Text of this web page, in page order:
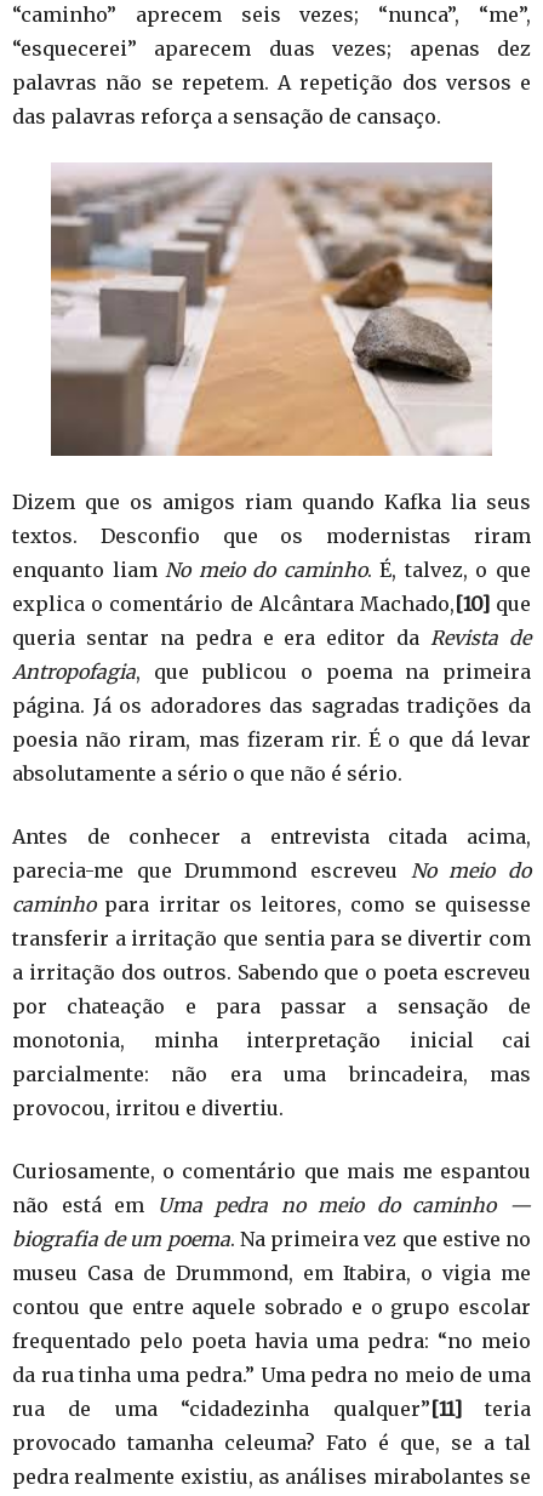
“caminho” aprecem seis vezes; “nunca”, “me”,
“esquecerei” aparecem duas vezes; apenas dez
palavras não se repetem. A repetição dos versos e
das palavras reforça a sensação de cansaço.
Dizem que os amigos riam quando Kafka lia seus
textos. Desconfio que os modernistas riram
enquanto liam No meio do caminho. É, talvez, o que
explica o comentário de Alcântara Machado,[10]que
queria sentar na pedra e era editor da Revista de
Antropofagia, que publicou o poema na primeira
página. Já os adoradores das sagradas tradições da
poesia não riram, mas fizeram rir. É o que dá levar
absolutamente a sério o que não é sério.
Antes de conhecer a entrevista citada acima,
parecia-me que Drummond escreveu
No meio do
caminhopara irritar os leitores, como se quisesse
transferir a irritação que sentia para se divertir com
a irritação dos outros. Sabendo que o poeta escreveu
por chateação e para passar a sensação de
monotonia, minha interpretação inicial cai
parcialmente: não era uma brincadeira, mas
provocou, irritou e divertiu.
Curiosamente, o comentário que mais me espantou
não está em
Uma pedra no meio do caminho —
biografia de um poema. Na primeira vez que estive no
museu Casa de Drummond, em Itabira, o vigia me
contou que entre aquele sobrado e o grupo escolar
frequentado pelo poeta havia uma pedra: “no meio
da rua tinha uma pedra.” Uma pedra no meio de uma
rua de uma “cidadezinha qualquer”[11]teria
provocado tamanha celeuma? Fato é que, se a tal
pedra realmente existiu, as análises mirabolantes se